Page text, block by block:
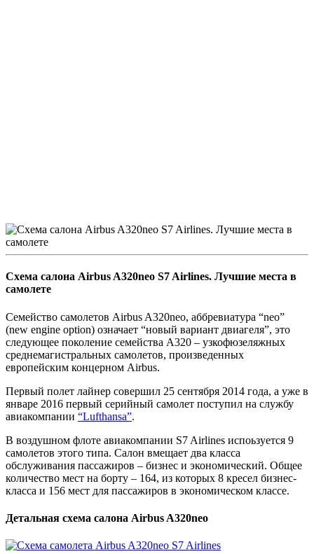
Схема салона Airbus A320neo S7 Airlines. Лучшие места в
самолете
Семейство самолетов Airbus A320neo, аббревиатура “neo”
(new engine option) означает “новый вариант двиагеля”, это
следующее поколение семейства A320 – узкофюзеляжных
среднемагистральных самолетов, произведенных
европейским концерном Airbus.
Первый полет лайнер совершил 25 сентября 2014 года, а уже в
январе 2016 первый серийный самолет поступил на службу
авиакомпании “Lufthansa”.
В воздушном флоте авиакомпании S7 Airlines испоьзуется 9
самолетов этого типа. Салон вмещает два класса
обслуживания пассажиров – бизнес и экономический. Общее
количество мест на борту – 164, из которых 8 кресел бизнес-
класса и 156 мест для пассажиров в экономическом классе.
Детальная схема салона Airbus A320neo